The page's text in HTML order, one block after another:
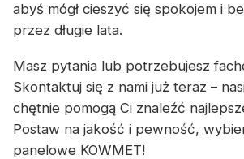
abyś mógł cieszyć się spokojem i
przez długie lata.
Masz pytania lub potrzebujesz
Skontaktuj się z nami już teraz –
chętnie pomogą Ci znaleźć
Postaw na jakość i pewność,
panelowe KOWMET!